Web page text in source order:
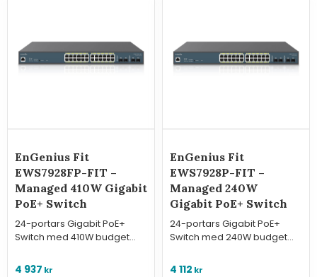
EnGenius Fit
EWS7928FP-FIT –
Managed 410W Gigabit
PoE+ Switch
24-portars Gigabit PoE+
Switch med 410W budget
via moln eller kontroller –
4 937 kr
EnGenius Fit
EWS7928P-FIT –
Managed 240W
Gigabit PoE+ Switch
24-portars Gigabit PoE+
Switch med 240W budget
Layer 2+ hantering via moln
4 112 kr